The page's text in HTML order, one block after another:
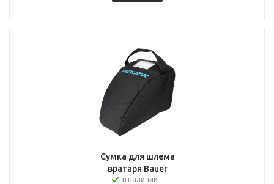
Сумка для шлема
вратаря Bauer
в наличии